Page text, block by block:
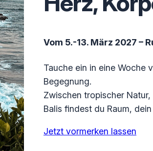
Vom 5.-13. März 2027 –
Tauche ein in eine Woche
Begegnung.
Zwischen tropischer
Balis findest du Raum,
Jetzt vormerken lassen